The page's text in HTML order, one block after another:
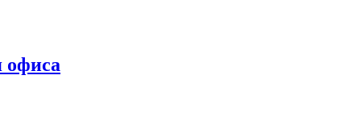
офиса